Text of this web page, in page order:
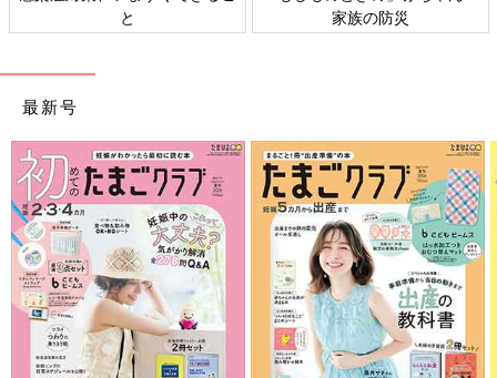
出典：Instagramアカウント「riharutomakuru」
な形がおしゃれですよね！すそ部分がきゅっとしぼられているの
で、ワイドタイプでも足さばきが良さそう♪ どんなトップスとも
GUキッズ「ちょっとしたお出かけでも
キマる！」「スウェット・ニット帽・ア
ウターも！」冬に大活躍★あったかアイ
テム4選
GUから、冬にあると大活躍してくれる「あっ
たかアイテム」が販売されています！ほどよい
厚みがうれしいスウェットやおしゃれコーデに
はかかせないニット帽、おしりまで隠れる長め
丈のアウターなど、どれも欲しくなるものばか
り♪ 今回はそんなGUの、冬のおすすめアイテ
ムをご紹介します。
GUのパンツアイテムは、どれもオシャレでしたね！はき心地が
良いものばかりなので、お子さんたちも気持ちよくはいてくれそ
う♪ シンプルな形が多いので着回しにも◎。気になる商品があれ
と
家族の防災
最新号